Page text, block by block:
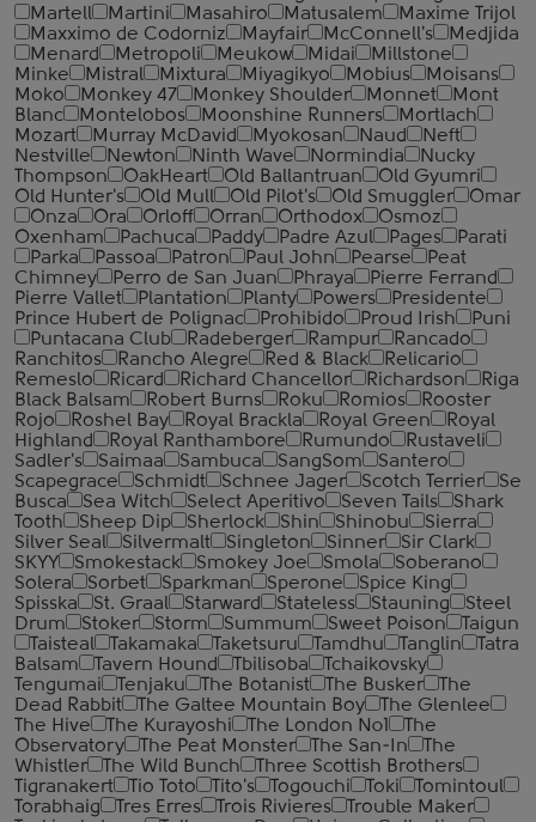
Martell
Martini Masahiro Matusalem
Maxime Trijol
Maxximo de Codorniz
Mayfair McConnell's
Medjida
Menard
Metropoli Meukow Midai
Millstone
Minke
Mistral Mixtura Miyagikyo Mobius
Moisans
Moko
Monkey 47 Monkey Shoulder Monnet
Mont
Blanc
Montelobos Moonshine Runners
Mortlach
Mozart
Murray McDavid Myokosan Naud
Neft
Nestville
Newton Ninth Wave Normindia
Nucky
Thompson
OakHeart Old Ballantruan
Old Gyumri
Old Hunter's
Old Mull Old Pilot's Old Smuggler
Omar
Onza
Ora Orloff Orran Orthodox
Osmoz
Oxenham
Pachuca Paddy Padre Azul Pages
Parati
Parka
Passoa Patron Paul John Pearse
Peat
Chimney
Perro de San Juan Phraya
Pierre Ferrand
Pierre Vallet
Plantation Planty Powers
Presidente
Prince Hubert de Polignac
Prohibido Proud Irish
Puni
Puntacana Club
Radeberger Rampur
Rancado
Ranchitos
Rancho Alegre Red & Black
Relicario
Remeslo
Ricard Richard Chancellor Richardson
Riga
Black Balsam
Robert Burns Roku Romios
Rooster
Rojo
Roshel Bay Royal Brackla Royal Green
Royal
Highland
Royal Ranthambore Rumundo
Rustaveli
Sadler's
Saimaa Sambuca SangSom
Santero
Scapegrace
Schmidt Schnee Jager Scotch Terrier
Se
Busca
Sea Witch Select Aperitivo Seven Tails
Shark
Tooth
Sheep Dip Sherlock Shin Shinobu
Sierra
Silver Seal
Silvermalt Singleton Sinner
Sir Clark
SKYY
Smokestack Smokey Joe Smola
Soberano
Solera
Sorbet Sparkman Sperone
Spice King
Spisska
St. Graal Starward Stateless Stauning
Steel
Drum
Stoker Storm Summum Sweet Poison
Taigun
Taisteal
Takamaka Taketsuru Tamdhu Tanglin
Tatra
Balsam
Tavern Hound Tbilisoba
Tchaikovsky
Tengumai
Tenjaku The Botanist The Busker
The
Dead Rabbit
The Galtee Mountain Boy
The Glenlee
The Hive
The Kurayoshi The London №1
The
Observatory
The Peat Monster The San-In
The
Whistler
The Wild Bunch
Three Scottish Brothers
Tigranakert
Tio Toto Tito's Togouchi Toki
Tomintoul
Torabhaig
Tres Erres Trois Rivieres
Trouble Maker